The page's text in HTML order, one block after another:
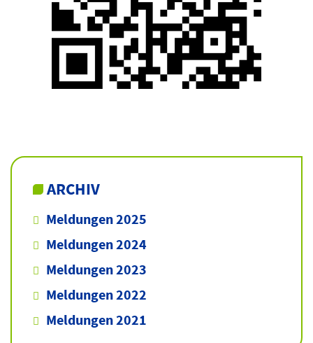
ARCHIV
Meldungen 2025
Meldungen 2024
Meldungen 2023
Meldungen 2022
Meldungen 2021